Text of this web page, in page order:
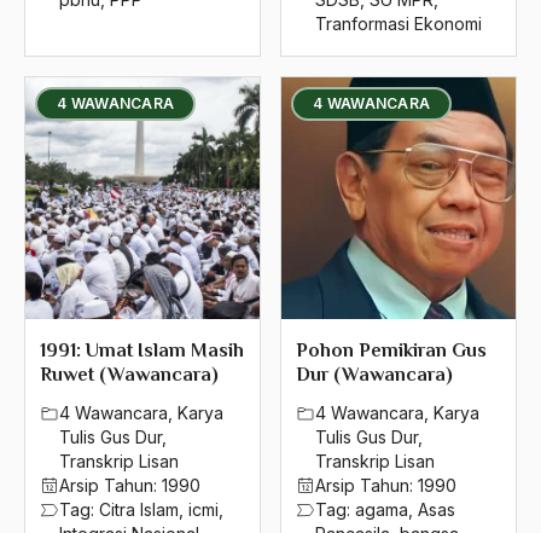
Tranformasi Ekonomi
4 WAWANCARA
1991: Umat Islam Masih
Ruwet (Wawancara)
4 Wawancara Karya
Tulis Gus Dur,
Transkrip Lisan
Arsip Tahun: 1990
Tag: Citra Islam icmi
4 WAWANCARA
Pohon Pemikiran Gus
Dur (Wawancara)
4 Wawancara Karya
Tulis Gus Dur,
Transkrip Lisan
Arsip Tahun: 1990
Tag: agama Asas
indonesia
Indonesia 1995
Indonesia Baru
Indosat
Industri Militer
Industrialis
Instituisional
Institusi
Integrasi Nasional
Integritas Indonesia